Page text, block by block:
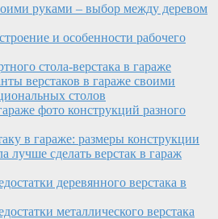
руками – выбор между деревом
и особенности рабочего
стола-верстака в гараже
верстаков в гараже своими
столов
фото конструкций разного
в гараже: размеры конструкции
лучше сделать верстак в гараж
деревянного верстака в
металлического верстака